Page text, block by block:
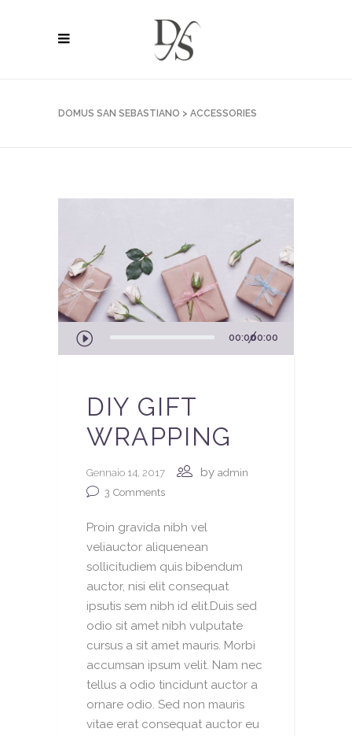
DOMUS SAN SEBASTIANO > ACCESSORIES
Audio
Player
00:0000:00
DIY GIFT
WRAPPING
Gennaio 14, 2017 by admin
3 Comments
Proin gravida nibh vel
veliauctor aliquenean
sollicitudiem quis bibendum
auctor, nisi elit consequat
ipsutis sem nibh id elit.Duis sed
odio sit amet nibh vulputate
cursus a sit amet mauris. Morbi
accumsan ipsum velit. Nam nec
tellus a odio tincidunt auctor a
ornare odio. Sed non mauris
vitae erat consequat auctor eu